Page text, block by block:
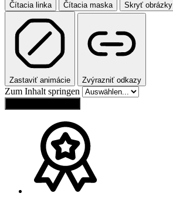
Čítacia linka Čítacia maska Skryť obrázky
Zastaviť animácie Zvýrazniť odkazy
Zum Inhalt springen